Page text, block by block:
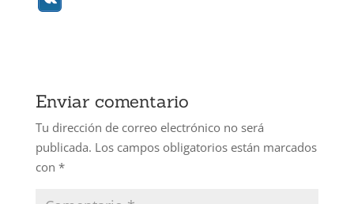
Enviar comentario
Tu dirección de correo electrónico no será
publicada. Los campos obligatorios están marcados
con *